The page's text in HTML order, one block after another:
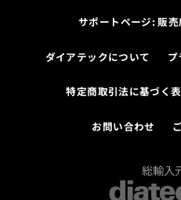
サポートページ: 販
ダイアテックについて
特定商取引法に基づく
お問い合わせ
総輸入